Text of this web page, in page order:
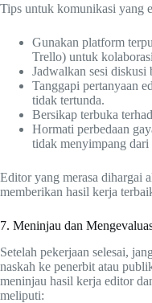
Tips untuk komunikasi yang
Gunakan platform
Trello) untuk
Jadwalkan sesi
Tanggapi pertanyaan
tidak tertunda.
Bersikap terbuka
Hormati perbedaan
tidak menyimpang
Editor yang merasa dihargai
memberikan hasil kerja
7. Meninjau dan
Setelah pekerjaan selesai,
naskah ke penerbit atau
meninjau hasil kerja editor
meliputi: